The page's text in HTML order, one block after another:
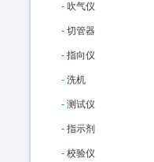
- 吹气仪
- 切管器
- 指向仪
- 洗机
- 测试仪
- 指示剂
- 校验仪